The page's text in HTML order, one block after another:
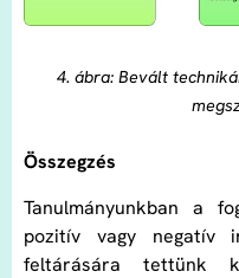
4. ábra: Bevált
Összegzés
Tanulmányunkban a
pozitív vagy negatív
feltárására tettünk